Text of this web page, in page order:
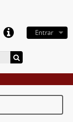
Entrar